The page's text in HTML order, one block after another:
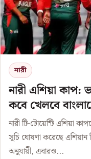
নারী
নারী এশিয়া কাপ:
কবে খেলবে
নারী টি-টোয়েন্টি এশিয়া
সূচি ঘোষণা করেছে এশিয়ান
অনুযায়ী, এবারও...